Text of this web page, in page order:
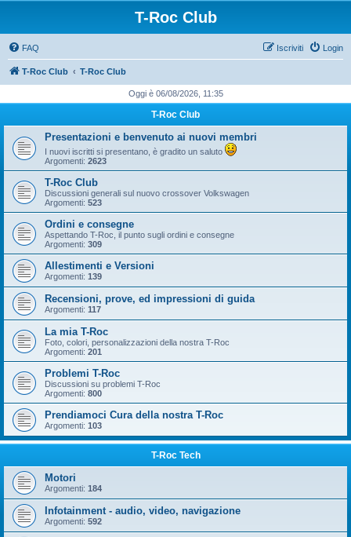
T-Roc Club
FAQ Login
Iscriviti
T-Roc Club T-Roc Club
Oggi è 06/08/2026, 11:35
T-Roc Club
Presentazioni e benvenuto ai nuovi membri
I nuovi iscritti si presentano, è gradito un saluto
Argomenti: 2623
T-Roc Club
Discussioni generali sul nuovo crossover Volkswagen
Argomenti: 523
Ordini e consegne
Aspettando T-Roc, il punto sugli ordini e consegne
Argomenti: 309
Allestimenti e Versioni
Argomenti: 139
Recensioni, prove, ed impressioni di guida
Argomenti: 117
La mia T-Roc
Foto, colori, personalizzazioni della nostra T-Roc
Argomenti: 201
Problemi T-Roc
Discussioni su problemi T-Roc
Argomenti: 800
Prendiamoci Cura della nostra T-Roc
Argomenti: 103
T-Roc Tech
Motori
Argomenti: 184
Infotainment - audio, video, navigazione
Argomenti: 592